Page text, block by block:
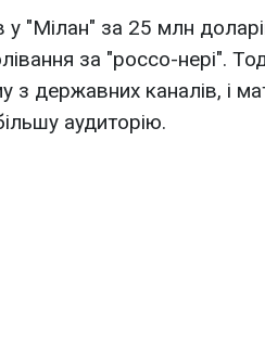
"Мілан" за 25 млн
за "россо-нері".
з державних каналів, і
аудиторію.